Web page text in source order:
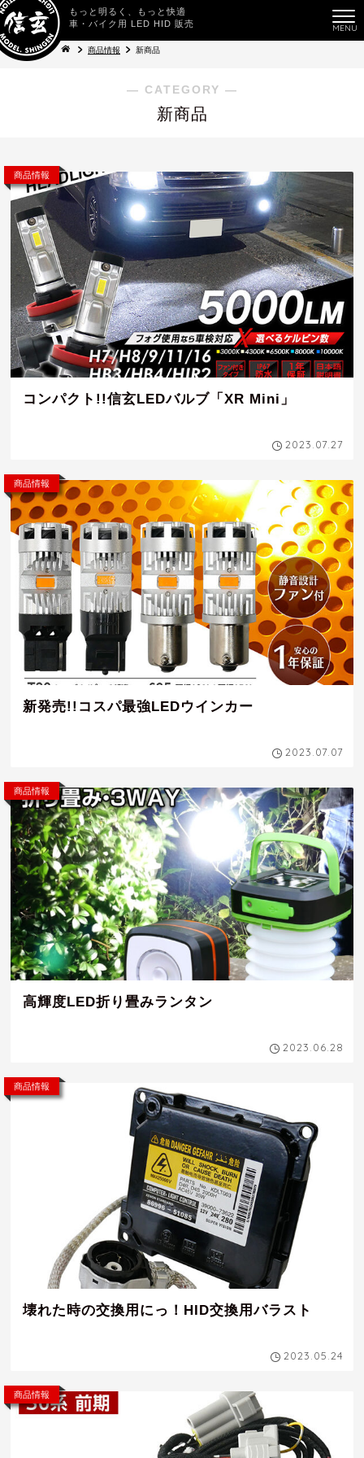
もっと明るく、もっと快適
車・バイク用 LED HID 販売
商品情報 新商品
― CATEGORY ―
新商品
商品情報
コンパクト!!信玄LEDバルブ「XR Mini」
2023.07.27
商品情報
新発売!!コスパ最強LEDウインカー
2023.07.07
商品情報
高輝度LED折り畳みランタン
2023.06.28
商品情報
壊れた時の交換用にっ！HID交換用バラスト
2023.05.24
商品情報